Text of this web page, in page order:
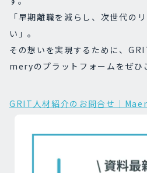
「早期離職を減らし、次世代の
い」。
その想いを実現するために、
meryのプラットフォームをぜひ
GRIT人材紹介のお問合せ｜